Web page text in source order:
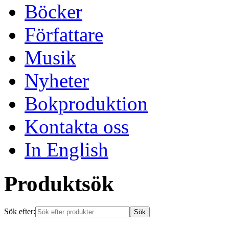
Böcker
Författare
Musik
Nyheter
Bokproduktion
Kontakta oss
In English
Produktsök
Sök efter: